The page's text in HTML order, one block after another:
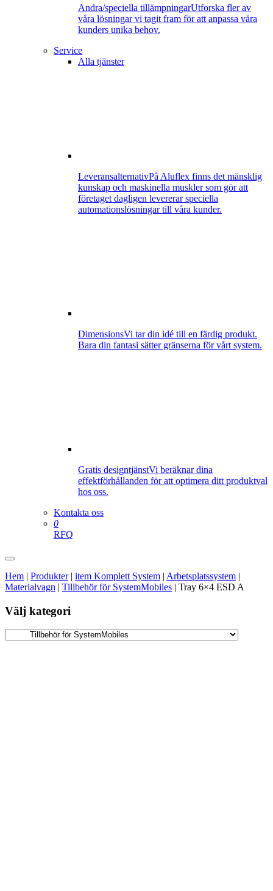
Andra/speciella tillämpningarUtforska fler av
våra lösningar vi tagit fram för att anpassa våra
kunders unika behov.
Service
Alla tjänster
LeveransalternativPå Aluflex finns det mänsklig
kunskap och maskinella muskler som gör att
företaget dagligen levererar speciella
automationslösningar till våra kunder.
DimensionsVi tar din idé till en färdig produkt.
Bara din fantasi sätter gränserna för vårt system.
Gratis designtjänstVi beräknar dina
effektförhållanden för att optimera ditt produktval
hos oss.
Kontakta oss
0
RFQ
Hem | Produkter| item Komplett System | Arbetsplatssystem |
Materialvagn | Tillbehör för SystemMobiles | Tray 6×4 ESD A
Välj kategori